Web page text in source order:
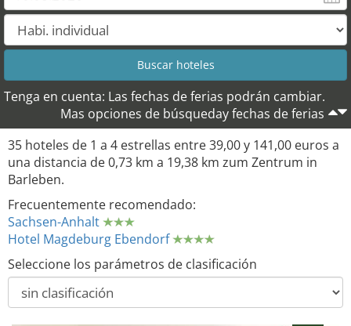
29
34
Tenga en cuenta: Las fechas de ferias podrán cambiar.
Mas opciones de búsqueday fechas de ferias
35 hoteles de 1 a 4 estrellas entre 39,00 y 141,00 euros a
una distancia de 0,73 km a 19,38 km zum Zentrum in
Barleben.
Frecuentemente recomendado:
Sachsen-Anhalt
Hotel Magdeburg Ebendorf
Seleccione los parámetros de clasificación